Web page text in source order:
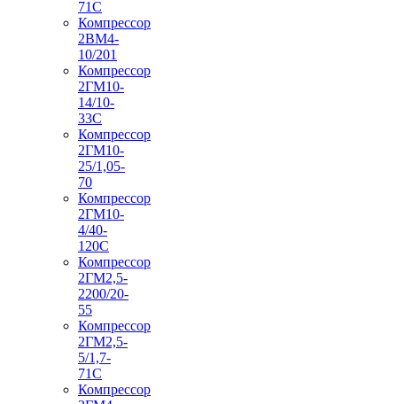
71С
Компрессор
2ВМ4-
10/201
Компрессор
2ГМ10-
14/10-
33С
Компрессор
2ГМ10-
25/1,05-
70
Компрессор
2ГМ10-
4/40-
120С
Компрессор
2ГМ2,5-
2200/20-
55
Компрессор
2ГМ2,5-
5/1,7-
71С
Компрессор